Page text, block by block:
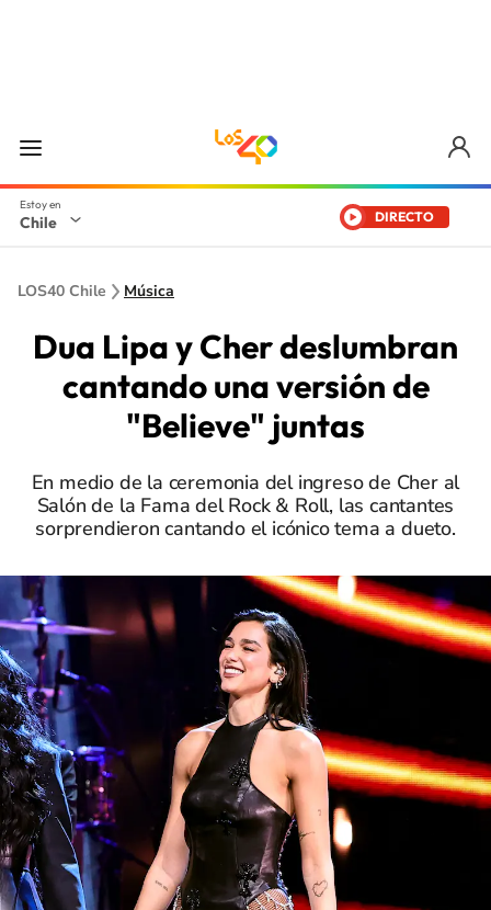
Chile DIRECTO
LOS40 Chile Música
Dua Lipa y Cher deslumbran
cantando una versión de
"Believe" juntas
En medio de la ceremonia del ingreso de Cher al
Salón de la Fama del Rock & Roll, las cantantes
sorprendieron cantando el icónico tema a dueto.